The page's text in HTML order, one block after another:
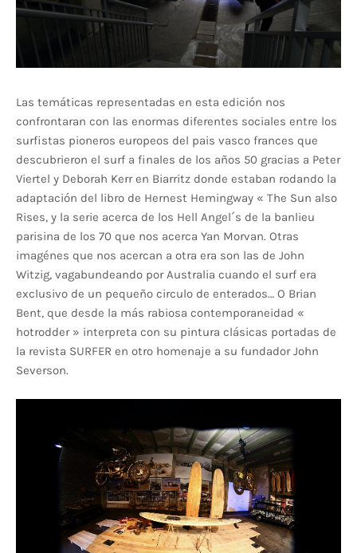
Las temáticas representadas en esta edición nos
confrontaran con las enormas diferentes sociales entre los
surfistas pioneros europeos del pais vasco frances que
descubrieron el surf a finales de los años 50 gracias a Peter
Viertel y Deborah Kerr en Biarritz donde estaban rodando la
adaptación del libro de Hernest Hemingway « The Sun also
Rises, y la serie acerca de los Hell Angel´s de la banlieu
parisina de los 70 que nos acerca Yan Morvan. Otras
imagénes que nos acercan a otra era son las de John
Witzig, vagabundeando por Australia cuando el surf era
exclusivo de un pequeño circulo de enterados… O Brian
Bent, que desde la más rabiosa contemporaneidad «
hotrodder » interpreta con su pintura clásicas portadas de
la revista SURFER en otro homenaje a su fundador John
Severson.